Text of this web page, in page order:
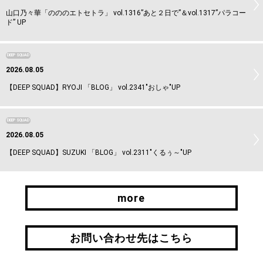
山口乃々華「のののエトセトラ」 vol.1316”あと２日で”＆vol.1317”パラコー
ド” UP
DEEP SQUAD
2026.08.05
【DEEP SQUAD】RYOJI 「BLOG」 vol.2341"おしゃ"UP
DEEP SQUAD
2026.08.05
【DEEP SQUAD】SUZUKI 「BLOG」 vol.2311"くるぅ～"UP
more
more
お問い合わせ先はこちら
お問い合わせ先はこちら
引継ぎはこちら